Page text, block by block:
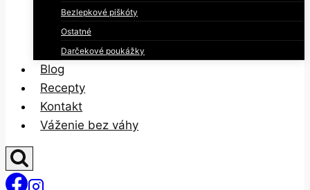
Bezlepkové piškóty
Ostatné
Darčekové poukážky
Blog
Recepty
Kontakt
Váženie bez váhy